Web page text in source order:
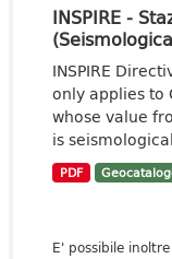
INSPIRE -
INSPIRE
only applies to
whose value
is
PDF
E' possibile